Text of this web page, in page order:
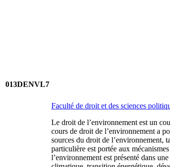
013DENVL7
Faculté de droit et des sciences
Le droit de l’environnement est un
cours de droit de l’environnement a
sources du droit de l’environnement,
particulière est portée aux
l’environnement est présenté dans